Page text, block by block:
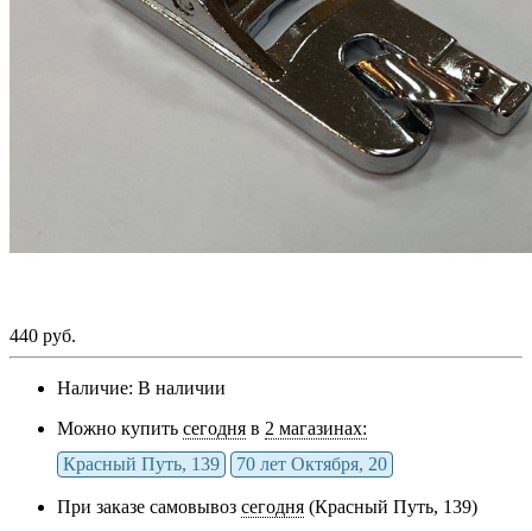
440 руб.
Наличие: В наличии
Можно купить сегодня в 2 магазинах:
Красный Путь, 139
70 лет Октября, 20
При заказе самовывоз сегодня (Красный Путь, 139)